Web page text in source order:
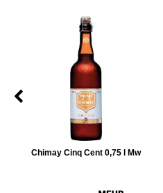
Chimay Cinq Cent 0,75 l Mw